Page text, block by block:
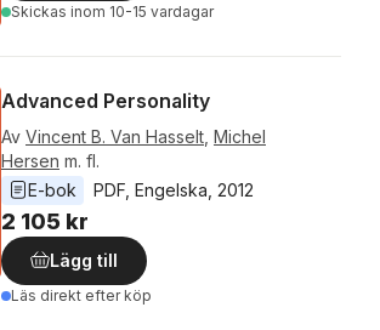
Skickas inom 10-15 vardagar
Advanced Personality
Av Vincent B. Van Hasselt Michel
Hersen m. fl.
E-bok
PDF Engelska 2012
2 105 kr
Lägg till
Läs direkt efter köp